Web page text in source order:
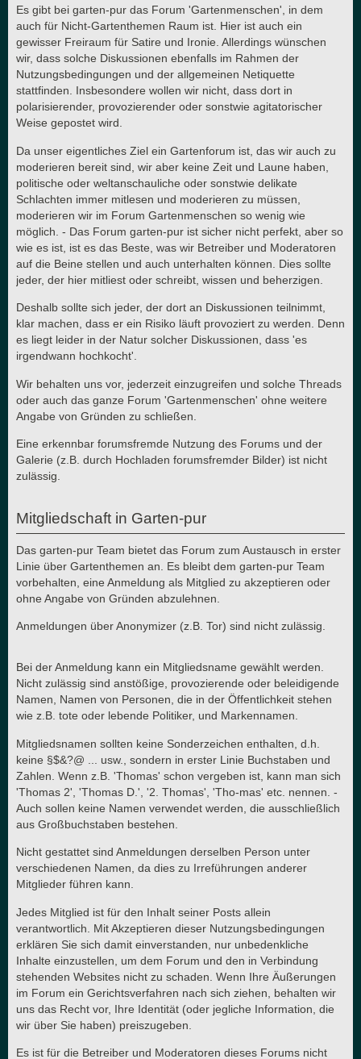
Es gibt bei garten-pur das Forum 'Gartenmenschen', in dem
auch für Nicht-Gartenthemen Raum ist. Hier ist auch ein
gewisser Freiraum für Satire und Ironie. Allerdings wünschen
wir, dass solche Diskussionen ebenfalls im Rahmen der
Nutzungsbedingungen und der allgemeinen Netiquette
stattfinden. Insbesondere wollen wir nicht, dass dort in
polarisierender, provozierender oder sonstwie agitatorischer
Weise gepostet wird.
Da unser eigentliches Ziel ein Gartenforum ist, das wir auch zu
moderieren bereit sind, wir aber keine Zeit und Laune haben,
politische oder weltanschauliche oder sonstwie delikate
Schlachten immer mitlesen und moderieren zu müssen,
moderieren wir im Forum Gartenmenschen so wenig wie
möglich. - Das Forum garten-pur ist sicher nicht perfekt, aber so
wie es ist, ist es das Beste, was wir Betreiber und Moderatoren
auf die Beine stellen und auch unterhalten können. Dies sollte
jeder, der hier mitliest oder schreibt, wissen und beherzigen.
Deshalb sollte sich jeder, der dort an Diskussionen teilnimmt,
klar machen, dass er ein Risiko läuft provoziert zu werden. Denn
es liegt leider in der Natur solcher Diskussionen, dass 'es
irgendwann hochkocht'.
Wir behalten uns vor, jederzeit einzugreifen und solche Threads
oder auch das ganze Forum 'Gartenmenschen' ohne weitere
Angabe von Gründen zu schließen.
Eine erkennbar forumsfremde Nutzung des Forums und der
Galerie (z.B. durch Hochladen forumsfremder Bilder) ist nicht
zulässig.
Mitgliedschaft in Garten-pur
Das garten-pur Team bietet das Forum zum Austausch in erster
Linie über Gartenthemen an. Es bleibt dem garten-pur Team
vorbehalten, eine Anmeldung als Mitglied zu akzeptieren oder
ohne Angabe von Gründen abzulehnen.
Anmeldungen über Anonymizer (z.B. Tor) sind nicht zulässig.
Bei der Anmeldung kann ein Mitgliedsname gewählt werden.
Nicht zulässig sind anstößige, provozierende oder beleidigende
Namen, Namen von Personen, die in der Öffentlichkeit stehen
wie z.B. tote oder lebende Politiker, und Markennamen.
Mitgliedsnamen sollten keine Sonderzeichen enthalten, d.h.
keine §$&?@ ... usw., sondern in erster Linie Buchstaben und
Zahlen. Wenn z.B. 'Thomas' schon vergeben ist, kann man sich
'Thomas 2', 'Thomas D.', '2. Thomas', 'Tho-mas' etc. nennen. -
Auch sollen keine Namen verwendet werden, die ausschließlich
aus Großbuchstaben bestehen.
Nicht gestattet sind Anmeldungen derselben Person unter
verschiedenen Namen, da dies zu Irreführungen anderer
Mitglieder führen kann.
Jedes Mitglied ist für den Inhalt seiner Posts allein
verantwortlich. Mit Akzeptieren dieser Nutzungsbedingungen
erklären Sie sich damit einverstanden, nur unbedenkliche
Inhalte einzustellen, um dem Forum und den in Verbindung
stehenden Websites nicht zu schaden. Wenn Ihre Äußerungen
im Forum ein Gerichtsverfahren nach sich ziehen, behalten wir
uns das Recht vor, Ihre Identität (oder jegliche Information, die
wir über Sie haben) preiszugeben.
Es ist für die Betreiber und Moderatoren dieses Forums nicht